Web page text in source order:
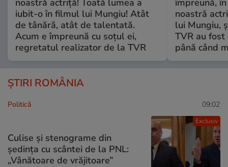
noastră actriță! Toată lumea a
iubit-o în filmul lui Mungiu! Atât
de tânără, atât de talentată.
Acum e împreună cu soțul ei,
regretatul realizator de la TVR
împreună,
noastră
lui Mungiu,
TVR au
până când
ȘTIRI ROMÂNIA
Exclusiv
Politică 09:02
Culise și stenograme din
ședința cu scântei de la PNL:
„Vânătoare de vrăjitoare”